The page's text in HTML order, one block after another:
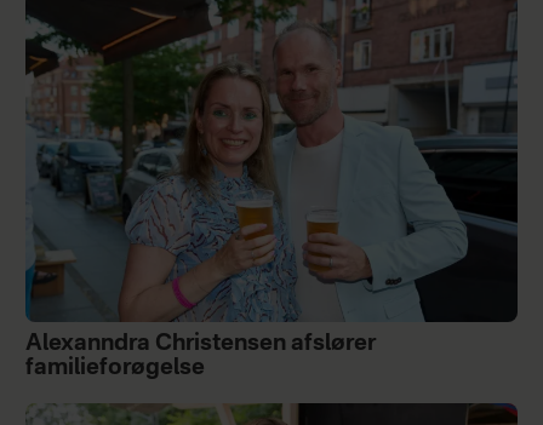
Alexanndra Christensen afslører
familieforøgelse